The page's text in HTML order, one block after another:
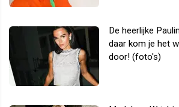
De heerlijke
daar kom je het
door! (foto's)